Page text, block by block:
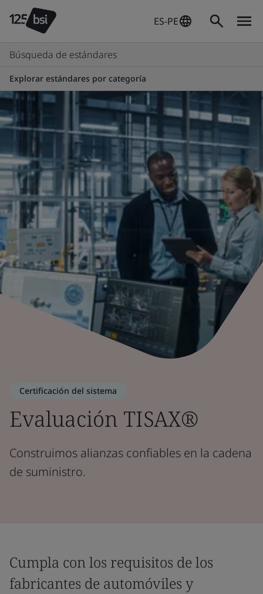
ES-PE
Búsqueda de estándares
Explorar estándares por categoría
Certificación del sistema
Evaluación TISAX®
Construimos alianzas confiables en la cadena
de suministro.
Cumpla con los requisitos de los
fabricantes de automóviles y